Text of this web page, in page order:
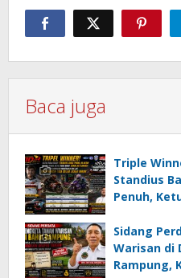
Baca juga
Triple
Standius
Penuh,
05 MC JOE
Juara
Sidang
Warisan di
Rampung,